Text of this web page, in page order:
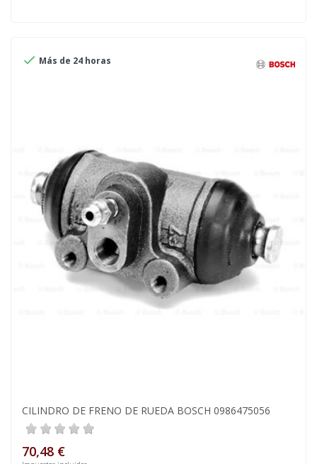
 Más de 24 horas
CILINDRO DE FRENO DE RUEDA BOSCH 0986475056
70,48 €